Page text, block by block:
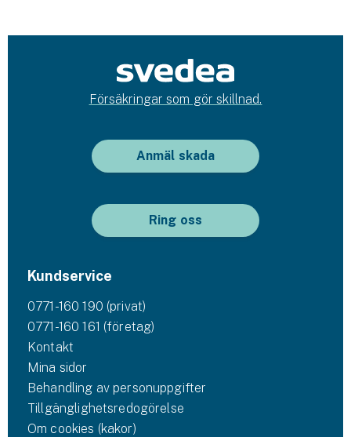
Försäkringar som gör skillnad.
Anmäl skada
Ring oss
Kundservice
0771-160 190 (privat)
0771-160 161 (företag)
Kontakt
Mina sidor
Behandling av personuppgifter
Tillgänglighetsredogörelse
Om cookies (kakor)